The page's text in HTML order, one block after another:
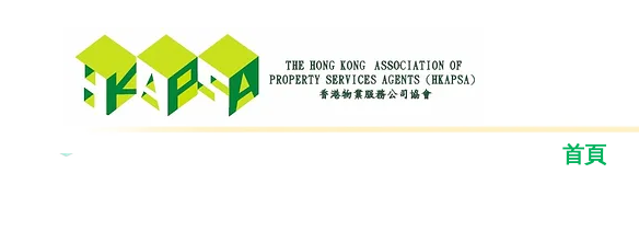
THE CHIK
S
首頁